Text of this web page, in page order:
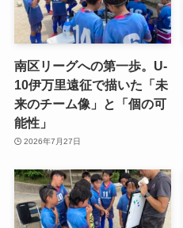
南区リーグへの第一歩。U-
10伊万里遠征で描いた「未
来のチーム像」と「個の可
能性」
2026年7月27日